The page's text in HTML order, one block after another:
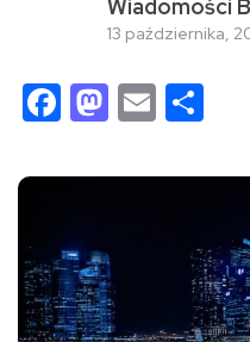
Wiadomości
13 października,
Facebook
Email